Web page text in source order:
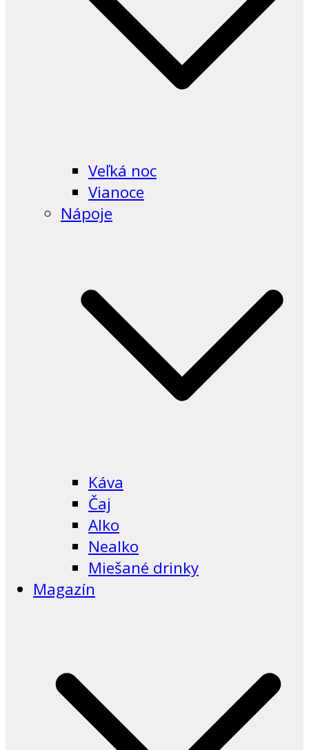
Veľká noc
Vianoce
Nápoje
Káva
Čaj
Alko
Nealko
Miešané drinky
Magazín